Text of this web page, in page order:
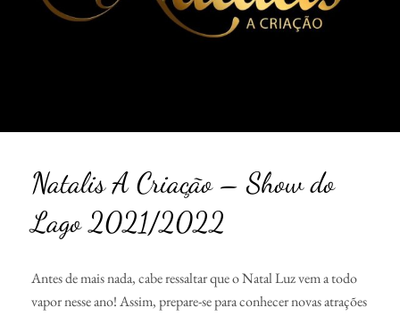
Natalis A Criação – Show do
Lago 2021/2022
Antes de mais nada, cabe ressaltar que o Natal Luz vem a todo
vapor nesse ano! Assim, prepare-se para conhecer novas atrações